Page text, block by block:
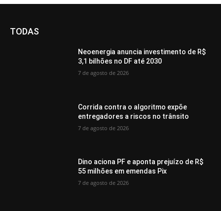
TODAS
Neoenergia anuncia investimento de R$
3,1 bilhões no DF até 2030
7 de agosto de 2026
Corrida contra o algoritmo expõe
entregadores a riscos no trânsito
7 de agosto de 2026
Dino aciona PF e aponta prejuízo de R$
55 milhões em emendas Pix
7 de agosto de 2026